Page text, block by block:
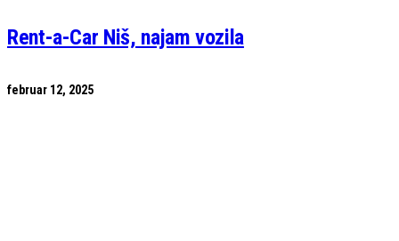
Rent-a-Car Niš, najam vozila
februar 12, 2025